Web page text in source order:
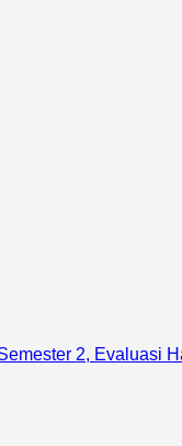
2, Evaluasi